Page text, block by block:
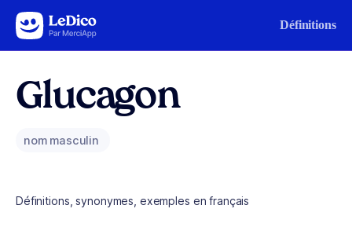
Aller au contenu Définitions
Glucagon
nom masculin
Définitions, synonymes, exemples en français